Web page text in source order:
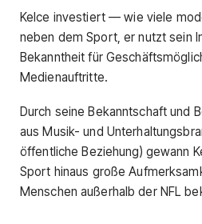
Kelce investiert — wie viele
neben dem Sport, er nutzt sein
Bekanntheit für
Medienauftritte.
Durch seine Bekanntschaft und
aus Musik- und
öffentliche Beziehung) gewann
Sport hinaus große
Menschen außerhalb der NFL